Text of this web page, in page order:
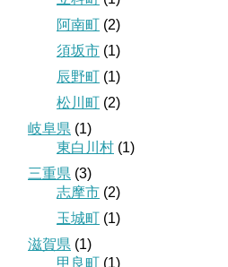
阿南町 (2)
須坂市 (1)
辰野町 (1)
松川町 (2)
岐阜県 (1)
東白川村 (1)
三重県 (3)
志摩市 (2)
玉城町 (1)
滋賀県 (1)
甲良町 (1)